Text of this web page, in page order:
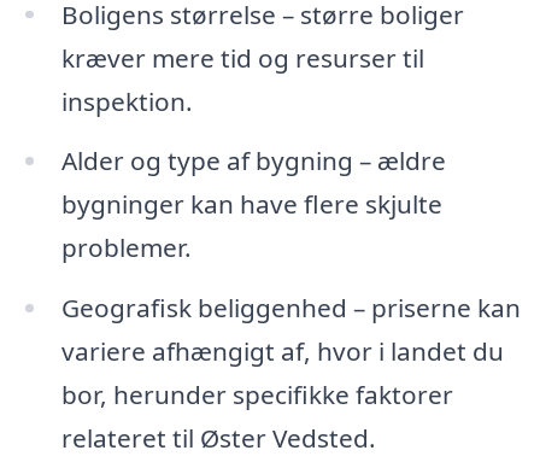
Boligens størrelse – større boliger
kræver mere tid og resurser til
inspektion.
Alder og type af bygning – ældre
bygninger kan have flere skjulte
problemer.
Geografisk beliggenhed – priserne kan
variere afhængigt af, hvor i landet du
bor, herunder specifikke faktorer
relateret til Øster Vedsted.